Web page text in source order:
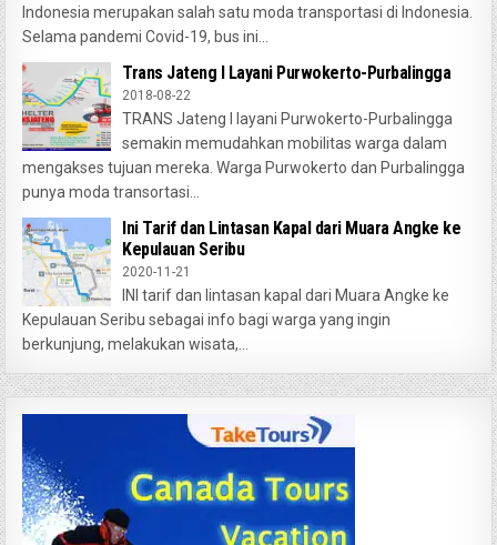
Indonesia merupakan salah satu moda transportasi di Indonesia.
Selama pandemi Covid-19, bus ini...
Trans Jateng I Layani Purwokerto-Purbalingga
2018-08-22
TRANS Jateng I layani Purwokerto-Purbalingga
semakin memudahkan mobilitas warga dalam
mengakses tujuan mereka. Warga Purwokerto dan Purbalingga
punya moda transortasi...
Ini Tarif dan Lintasan Kapal dari Muara Angke ke
Kepulauan Seribu
2020-11-21
INI tarif dan lintasan kapal dari Muara Angke ke
Kepulauan Seribu sebagai info bagi warga yang ingin
berkunjung, melakukan wisata,...